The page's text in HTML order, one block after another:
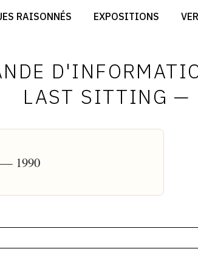
RAISONNÉS EXPOSITIONS
CRÉER SON CATALOGUE
DEVENIR CONTRIBUTEUR
LAST SITTING —
1990